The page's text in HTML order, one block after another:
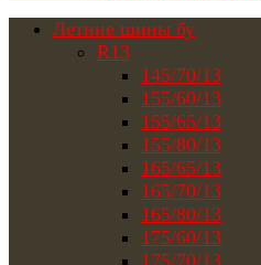
Летние шины бу
R13
145/70/13
155/60/13
155/65/13
155/80/13
165/65/13
165/70/13
165/80/13
175/60/13
175/70/13